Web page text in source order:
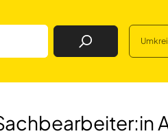
Job Finden